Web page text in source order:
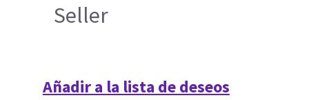
Seller
Añadir a la lista de deseos